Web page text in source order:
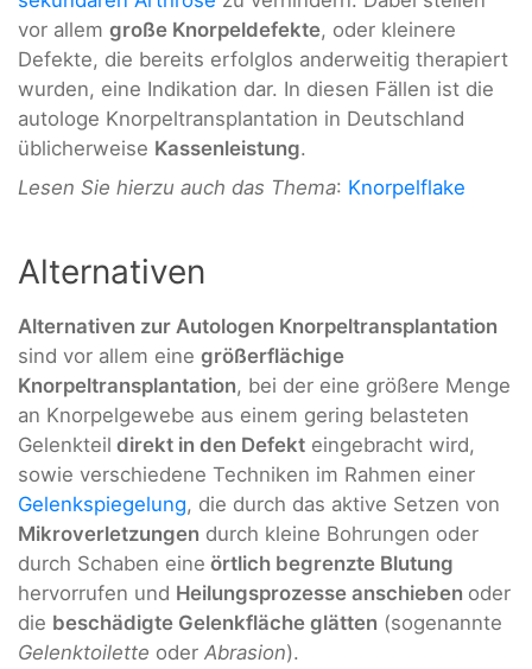
vor allem große Knorpeldefekte, oder kleinere
Defekte, die bereits erfolglos anderweitig therapiert
wurden, eine Indikation dar. In diesen Fällen ist die
autologe Knorpeltransplantation in Deutschland
üblicherweise Kassenleistung.
Lesen Sie hierzu auch das Thema: Knorpelflake
Alternativen
Alternativen zur Autologen Knorpeltransplantation
sind vor allem eine größerflächige
Knorpeltransplantation, bei der eine größere Menge
an Knorpelgewebe aus einem gering belasteten
Gelenkteil direkt in den Defekt eingebracht wird,
sowie verschiedene Techniken im Rahmen einer
Gelenkspiegelung, die durch das aktive Setzen von
Mikroverletzungen durch kleine Bohrungen oder
durch Schaben eine örtlich begrenzte Blutung
hervorrufen und Heilungsprozesse anschieben oder
die beschädigte Gelenkfläche glätten (sogenannte
Gelenktoilette oder Abrasion).